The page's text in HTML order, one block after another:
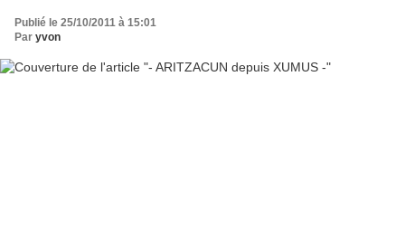
Publié le 25/10/2011 à 15:01
Par yvon